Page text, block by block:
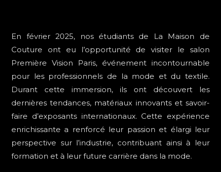
En février 2025, nos étudiants de La Maison de
Couture ont eu l’opportunité de visiter le salon
Première Vision Paris, événement incontournable
pour les professionnels de la mode et du textile.
Durant cette immersion, ils ont découvert les
dernières tendances, matériaux innovants et savoir-
faire d’exposants internationaux. Cette expérience
enrichissante a renforcé leur passion et élargi leur
perspective sur l’industrie, contribuant ainsi à leur
formation et à leur future carrière dans la mode.